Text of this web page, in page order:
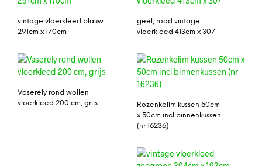
vintage vloerkleed blauw
291cm x 170cm
geel, rood vintage
vloerkleed 413cm x 307
Vaserely rond wollen
vloerkleed 200 cm, grijs
Rozenkelim kussen 50cm
x 50cm incl binnenkussen
(nr 16236)